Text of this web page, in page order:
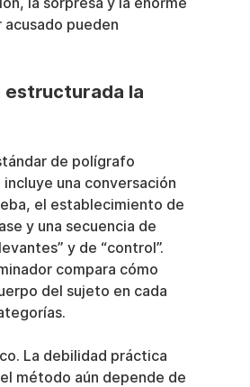
la sorpresa y la enorme
acusado pueden
estructurada la
de polígrafo
una conversación
el establecimiento de
y una secuencia de
y de “control”.
compara cómo
del sujeto en cada
La debilidad práctica
método aún depende de